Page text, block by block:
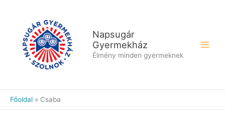
Napsugár
Gyermekház
Élmény minden gyermeknek
Főoldal Csaba